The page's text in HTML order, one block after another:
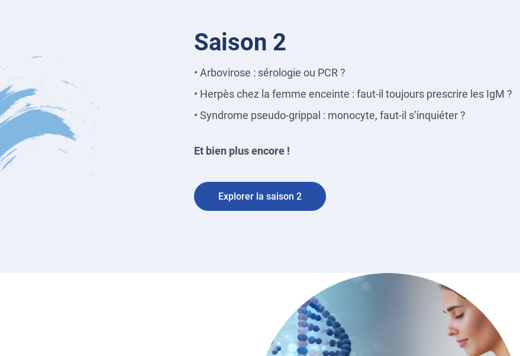
Saison 2
• Arbovirose : sérologie ou PCR ?
• Herpès chez la femme enceinte : faut-il toujours prescrire les IgM ?
• Syndrome pseudo-grippal : monocyte, faut-il s’inquiéter ?
Et bien plus encore !
Explorer la saison 2